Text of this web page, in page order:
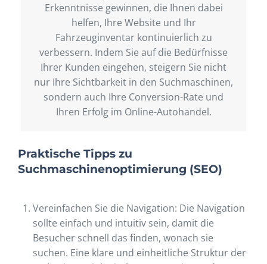
Erkenntnisse gewinnen, die Ihnen dabei
helfen, Ihre Website und Ihr
Fahrzeuginventar kontinuierlich zu
verbessern. Indem Sie auf die Bedürfnisse
Ihrer Kunden eingehen, steigern Sie nicht
nur Ihre Sichtbarkeit in den Suchmaschinen,
sondern auch Ihre Conversion-Rate und
Ihren Erfolg im Online-Autohandel.
Praktische Tipps zu
Suchmaschinenoptimierung (SEO)
Vereinfachen Sie die Navigation: Die Navigation
sollte einfach und intuitiv sein, damit die
Besucher schnell das finden, wonach sie
suchen. Eine klare und einheitliche Struktur der